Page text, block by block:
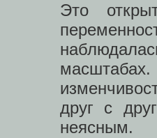
Это
друг с
неясным.